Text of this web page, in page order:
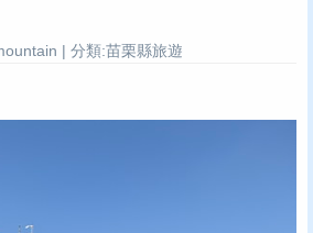
| 分類:苗栗縣旅遊